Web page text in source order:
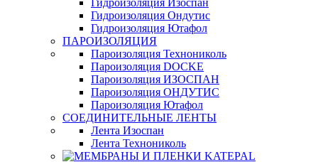
Гидроизоляция Изоспан
Гидроизоляция Ондутис
Гидроизоляция Ютафол
ПАРОИЗОЛЯЦИЯ
Пароизоляция Технониколь
Пароизоляция DOCKE
Пароизоляция ИЗОСПАН
Пароизоляция ОНДУТИС
Пароизоляция Ютафол
СОЕДИНИТЕЛЬНЫЕ ЛЕНТЫ
Лента Изоспан
Лента Технониколь